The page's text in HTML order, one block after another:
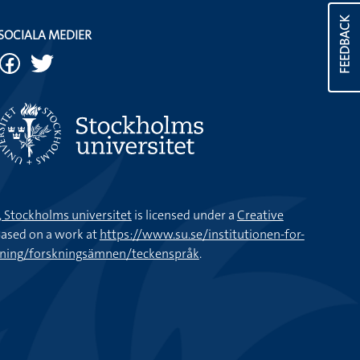
FEEDBACK
MEDIER
universitetis licensed under aCreative
on a work athttps://www.su.se/institutionen-for-
forskningsämnen/teckenspråk.